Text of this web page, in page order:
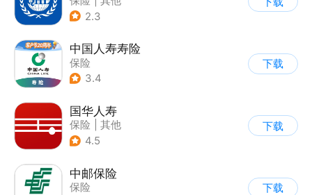
2.3
中国人寿寿险
保险
3.4
下载
国华人寿
保险
其他
4.5
下载
中邮保险
保险
下载